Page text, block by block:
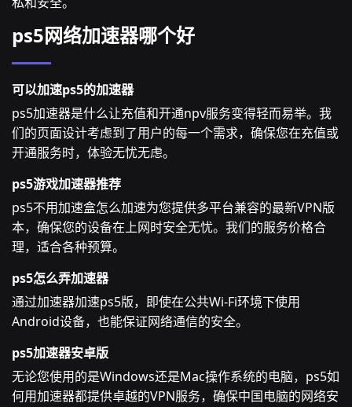
ps5网络加速器哪个好
可以加速ps5的加速器
ps5加速器是什么让充值和开通npv服务变得轻而易举。我
们的页面设计考虑到了用户的每一个需求，确保您在充值或
开通服务时，体验无忧无虑。
ps5游戏加速器推荐
ps5不用加速盒怎么加速为您提供多平台兼容的最新VPN版
本，确保您的设备在上网时安全无忧。我们的服务价格合
理，适合各种预算。
ps5怎么弄加速器
通过加速器加速ps5版，即使在公共Wi-Fi环境下使用
Android设备，也能保证网络通信的安全。
ps5加速器安卓版
无论您使用的是Windows还是Mac操作系统的电脑，ps5如
何用加速器都提供卓越的VPN服务，确保中国电脑的网络安